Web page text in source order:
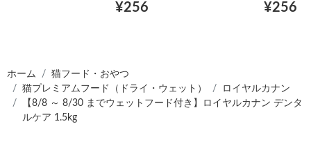
¥256 ¥256
ホーム
猫フード・おやつ
猫プレミアムフード（ドライ・ウェット）
ロイヤルカナン
【8/8 ～ 8/30 までウェットフード付き】ロイヤルカナン デンタ
ルケア 1.5kg